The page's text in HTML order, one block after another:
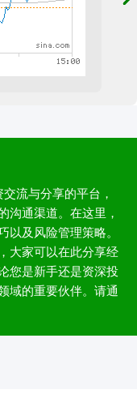
流与分享的平台，
沟通渠道。在这里，
及风险管理策略。
大家可以在此分享经
您是新手还是资深投
域的重要伙伴。请通